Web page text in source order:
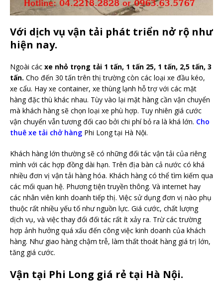
Với dịch vụ vận tải phát triển nở rộ như
hiện nay.
Ngoài các xe nhỏ trọng tải 1 tấn, 1 tấn 25, 1 tấn, 2,5 tấn, 3
tấn. Cho đến 30 tấn trên thị trường còn các loại xe đầu kéo,
xe cẩu. Hay xe container, xe thùng lạnh hỗ trợ với các mặt
hàng đặc thù khác nhau. Tùy vào lại mặt hàng cần vận chuyển
mà khách hàng sẽ chọn loại xe phù hợp. Tuy nhiên giá cước
vận chuyển vẫn tương đối cao bởi chi phí bỏ ra là khá lớn. Cho
thuê xe tải chở hàng Phi Long tại Hà Nội.
Khách hàng lớn thường sẽ có những đối tác vận tải của riêng
mình với các hợp đồng dài hạn. Trên địa bàn cả nước có khá
nhiều đơn vị vận tải hàng hóa. Khách hàng có thể tìm kiếm qua
các mối quan hệ. Phương tiện truyền thông. Và internet hay
các nhân viên kinh doanh tiếp thị. Việc sử dụng đơn vị nào phụ
thuộc rất nhiều yếu tố như nguồn lực. Giá cước, chất lượng
dịch vụ, và việc thay đổi đối tác rất ít xảy ra. Trừ các trường
hợp ảnh hưởng quá xấu đến công việc kinh doanh của khách
hàng. Như giao hàng chậm trễ, làm thất thoát hàng giá trị lớn,
tăng giá cước.
Vận tại Phi Long giá rẻ tại Hà Nội.